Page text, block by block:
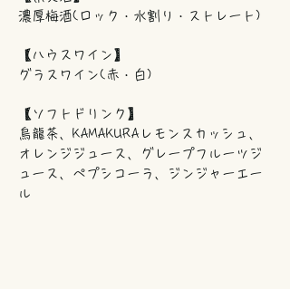
濃厚梅酒(ロック・水割り・ストレート)
【ハウスワイン】
グラスワイン(赤・白)
【ソフトドリンク】
烏龍茶、KAMAKURAレモンスカッシュ、
オレンジジュース、グレープフルーツジ
ュース、ペプシコーラ、ジンジャーエー
ル